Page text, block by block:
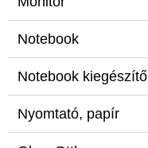
Notebook
Notebook kiegészítő
Nyomtató, papír